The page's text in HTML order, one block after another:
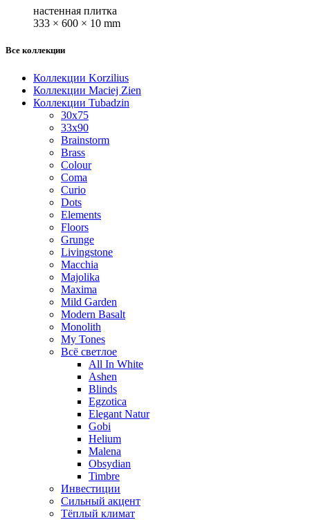
настенная плитка
333 × 600 × 10 mm
Все коллекции
Коллекции Korzilius
Коллекции Maciej Zien
Коллекции Tubadzin
30x75
33x90
Brainstorm
Brass
Colour
Coma
Curio
Dots
Elements
Floors
Grunge
Livingstone
Macchia
Majolika
Maxima
Mild Garden
Modern Basalt
Monolith
My Tones
Всё светлое
All In White
Ashen
Blinds
Egzotica
Elegant Natur
Gobi
Helium
Malena
Obsydian
Timbre
Инвестиции
Сильный акцент
Тёплый климат